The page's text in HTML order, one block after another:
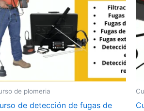
de plomeria
de detección de fugas de